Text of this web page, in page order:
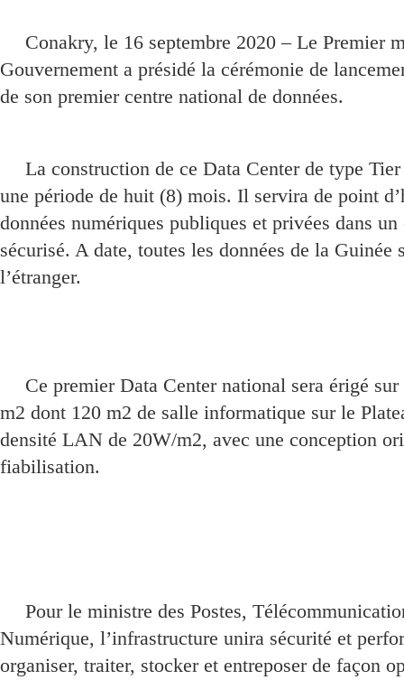
Conakry, le 16 septembre 2020 – Le Premier
Gouvernement a présidé la cérémonie de
de son premier centre national de données.
La construction de ce Data Center de type
une période de huit (8) mois. Il servira de point
données numériques publiques et privées dans
sécurisé. A date, toutes les données de la Guinée
l’étranger.
Ce premier Data Center national sera érigé
m2 dont 120 m2 de salle informatique sur le
densité LAN de 20W/m2, avec une conception
fiabilisation.
Pour le ministre des Postes,
Numérique, l’infrastructure unira sécurité et
organiser, traiter, stocker et entreposer de façon